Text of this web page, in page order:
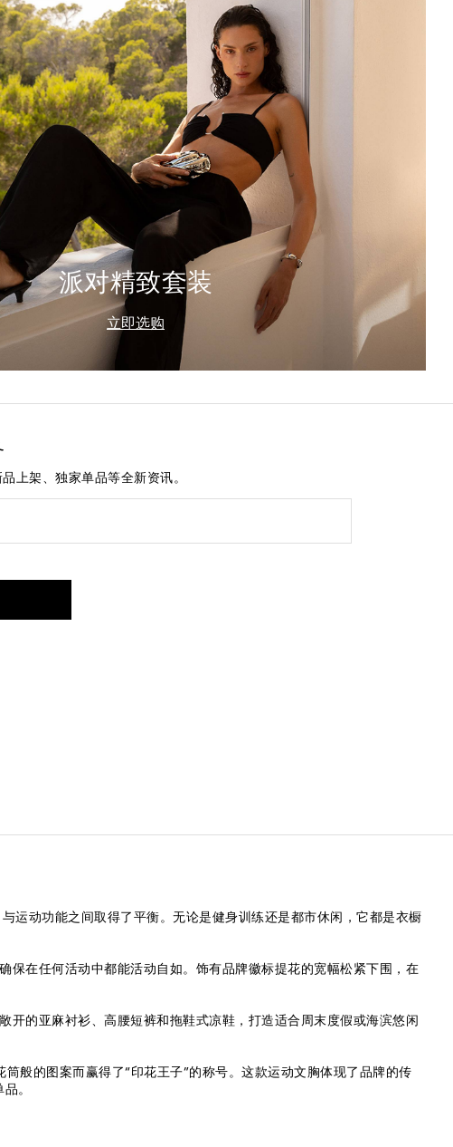
派对精致套装
立即选购
上架、独家单品等全新资讯。
运动功能之间取得了平衡。无论是健身训练还是都市休闲，它都是衣橱
保在任何活动中都能活动自如。饰有品牌徽标提花的宽幅松紧下围，在
的亚麻衬衫、高腰短裤和拖鞋式凉鞋，打造适合周末度假或海滨悠闲
般的图案而赢得了“印花王子”的称号。这款运动文胸体现了品牌的传
。